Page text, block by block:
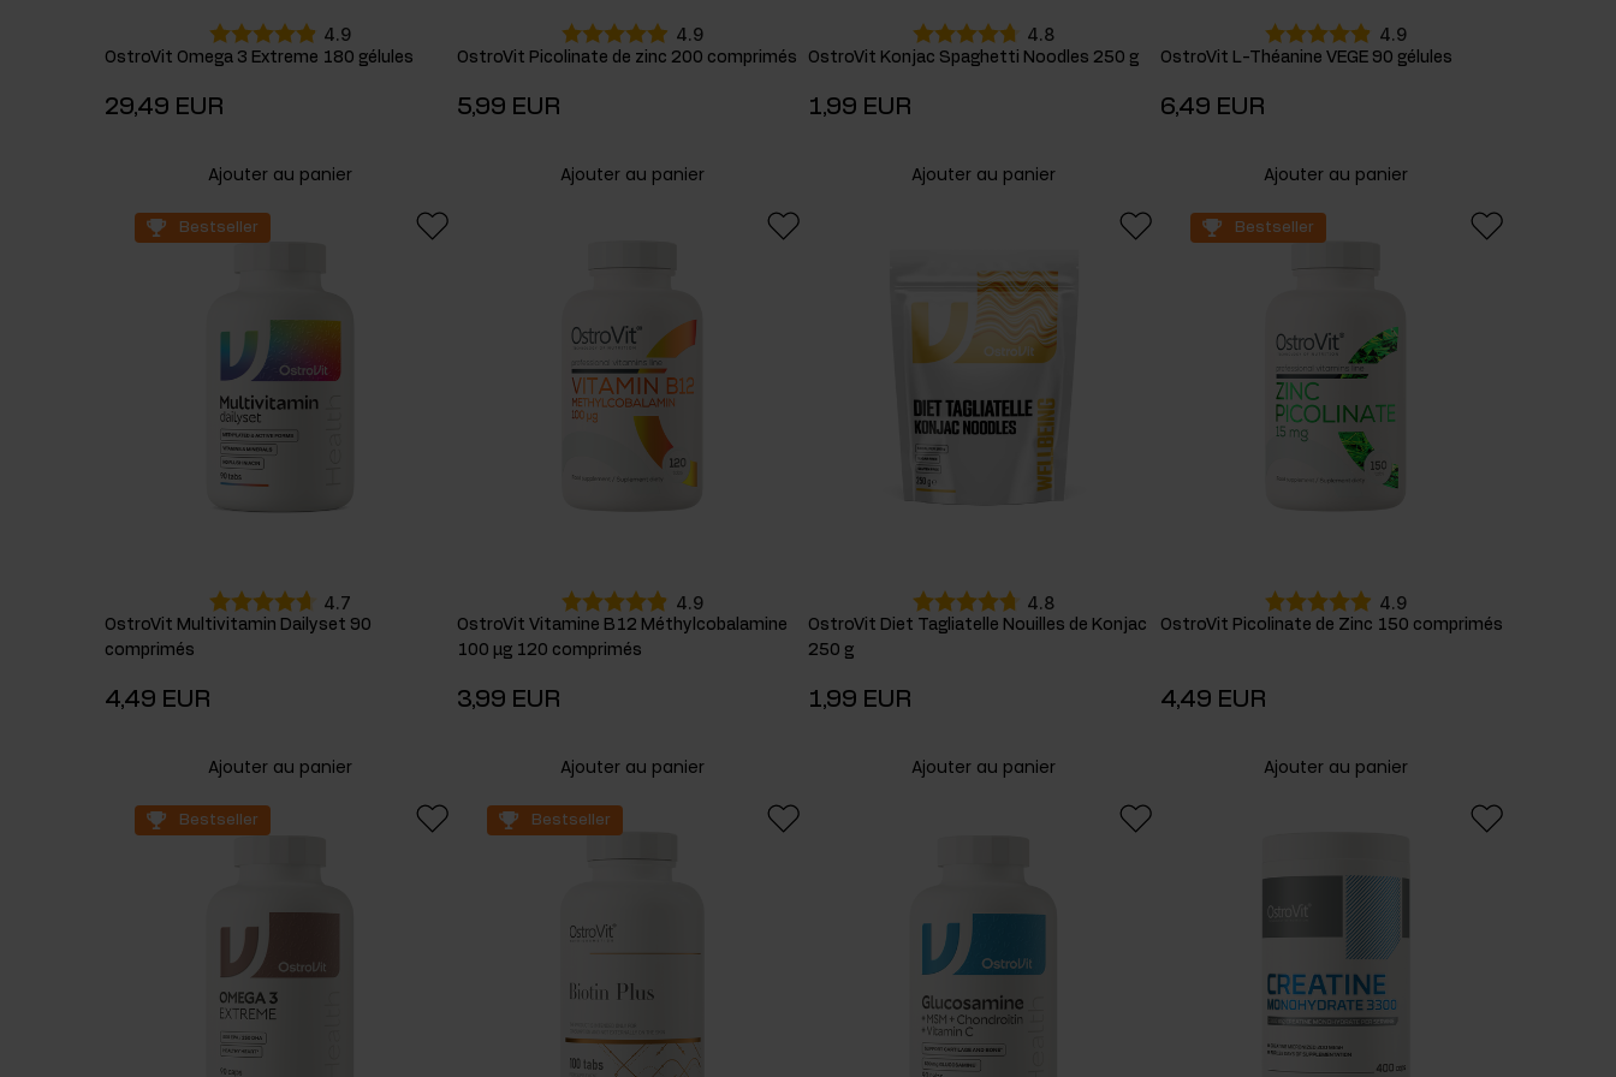
4.9
OstroVit Omega 3 Extreme 180 gélules
29,49 EUR
Ajouter au panier
4.9
OstroVit Picolinate de zinc 200 comprimés
5,99 EUR
Ajouter au panier
4.8
OstroVit Konjac Spaghetti Noodles 250 g
1,99 EUR
Ajouter au panier
4.9
OstroVit L-Théanine VEGE 90 gélules
6,49 EUR
Ajouter au panier
Bestseller
4.7
OstroVit Multivitamin Dailyset 90
comprimés
4,49 EUR
Ajouter au panier
4.9
OstroVit Vitamine B12 Méthylcobalamine
100 µg 120 comprimés
3,99 EUR
Ajouter au panier
4.8
OstroVit Diet Tagliatelle Nouilles de Konjac
250 g
1,99 EUR
Ajouter au panier
Bestseller
4.9
OstroVit Picolinate de Zinc 150 comprimés
4,49 EUR
Ajouter au panier
Bestseller Bestseller